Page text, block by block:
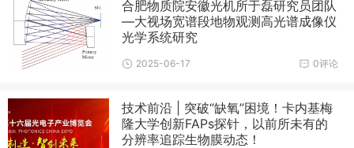
合肥物质院安徽光机所于磊研究员团队
—大视场宽谱段地物观测高光谱成像仪
光学系统研究
0评论
2025-06-17
技术前沿 | 突破“缺氧”困境！卡内基梅
隆大学创新FAPs探针，以前所未有的
分辨率追踪生物膜动态！